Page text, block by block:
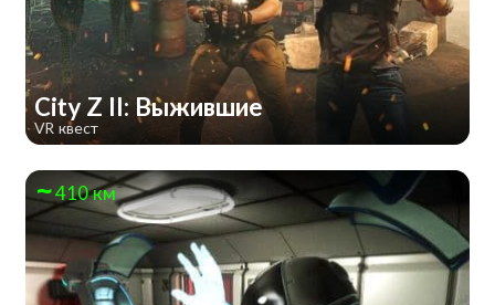
City Z II: Выжившие
VR квест
410 км